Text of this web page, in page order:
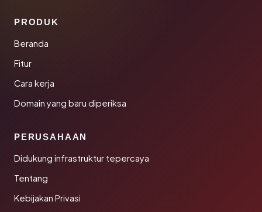
PRODUK
Beranda
Fitur
Cara kerja
Domain yang baru diperiksa
PERUSAHAAN
Didukung infrastruktur tepercaya
Tentang
Kebijakan Privasi